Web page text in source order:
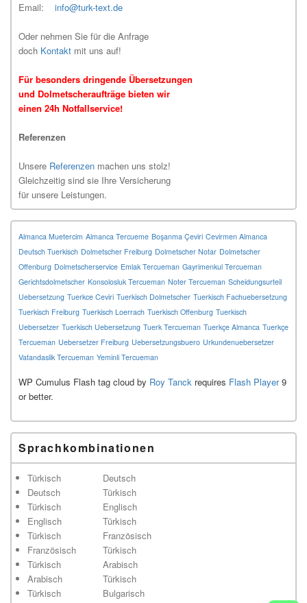
Email: info@turk-text.de
Oder nehmen Sie für die Anfrage
doch Kontakt mit uns auf!
Für besonders dringende Übersetzungen
und Dolmetscheraufträge bieten wir
einen 24h Notfallservice!
Referenzen
Unsere Referenzen machen uns stolz!
Gleichzeitig sind sie Ihre Versicherung
für unsere Leistungen.
Almanca Muetercim Almanca Tercueme Boşanma Çeviri Cevirmen Almanca
Deutsch Tuerkisch Dolmetscher Freiburg Dolmetscher Notar Dolmetscher
Offenburg Dolmetscherservice Emlak Tercueman Gayrimenkul Tercueman
Gerichtsdolmetscher Konsolosluk Tercueman Noter Tercueman Scheidungsurteil
Uebersetzung Tuerkce Ceviri Tuerkisch Dolmetscher Tuerkisch Fachuebersetzung
Tuerkisch Freiburg Tuerkisch Loerrach Tuerkisch Offenburg Tuerkisch
Uebersetzer Tuerkisch Uebersetzung Tuerk Tercueman Tuerkçe Almanca Tuerkçe
Tercueman Uebersetzer Freiburg Uebersetzungsbuero Urkundenuebersetzer
Vatandaslik Tercueman Yeminli Tercueman
WP Cumulus Flash tag cloud by Roy Tanck requires Flash Player9
or better.
Sprachkombinationen
Türkisch
Deutsch
Türkisch
Englisch
Türkisch
Französisch
Türkisch
Arabisch
Türkisch
Deutsch
Türkisch
Englisch
Türkisch
Französisch
Türkisch
Arabisch
Türkisch
Bulgarisch